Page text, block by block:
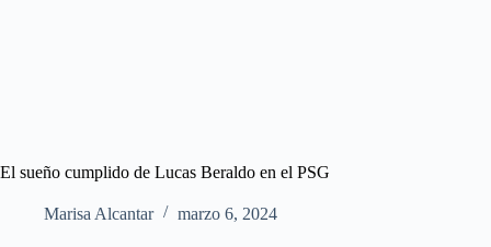
El sueño cumplido de Lucas Beraldo en el PSG
Marisa Alcantar marzo 6, 2024